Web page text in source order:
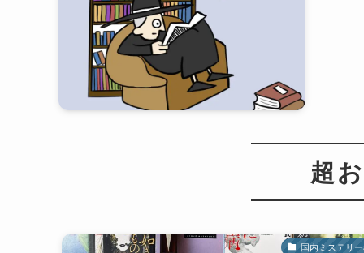
超
国内ミステリ